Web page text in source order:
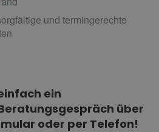
und termingerechte
ein
über
oder per Telefon!